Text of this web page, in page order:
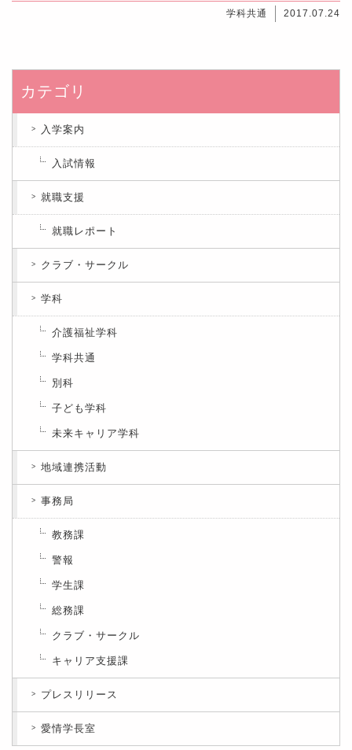
学科共通 2017.07.24
カテゴリ
入学案内
入試情報
就職支援
就職レポート
クラブ・サークル
学科
介護福祉学科
学科共通
別科
子ども学科
未来キャリア学科
地域連携活動
事務局
教務課
警報
学生課
総務課
クラブ・サークル
キャリア支援課
プレスリリース
愛情学長室